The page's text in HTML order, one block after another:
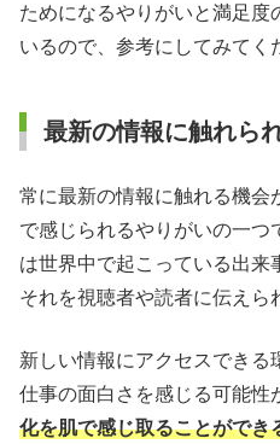
ためになるやりがいと満足度
いるので、参考にしてみてく
最新の情報に触れら
常に最新の情報に触れる機会
で感じられるやりがいの一
は世界中で起こっている出来
それを視聴者や読者に伝えら
新しい情報にアクセスできる
仕事の面白さを感じる可能性
化を肌で感じ取ることができ